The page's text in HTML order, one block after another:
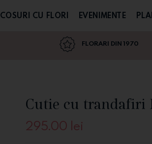
COSURI CU FLORI EVENIMENTE
FLORARI DIN 1970
Cutie cu trandafiri
295.00 lei